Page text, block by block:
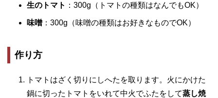
生のトマト ：300g（トマトの種類はなんでもOK）
味噌 ：300g（味噌の種類はお好きなものでOK）
作り方
トマトはざく切りにしへたを取ります。火にかけた
鍋に切ったトマトをいれて中火でふたをして蒸し焼